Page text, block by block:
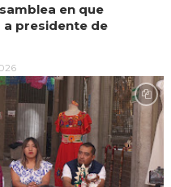
en que
presidente de